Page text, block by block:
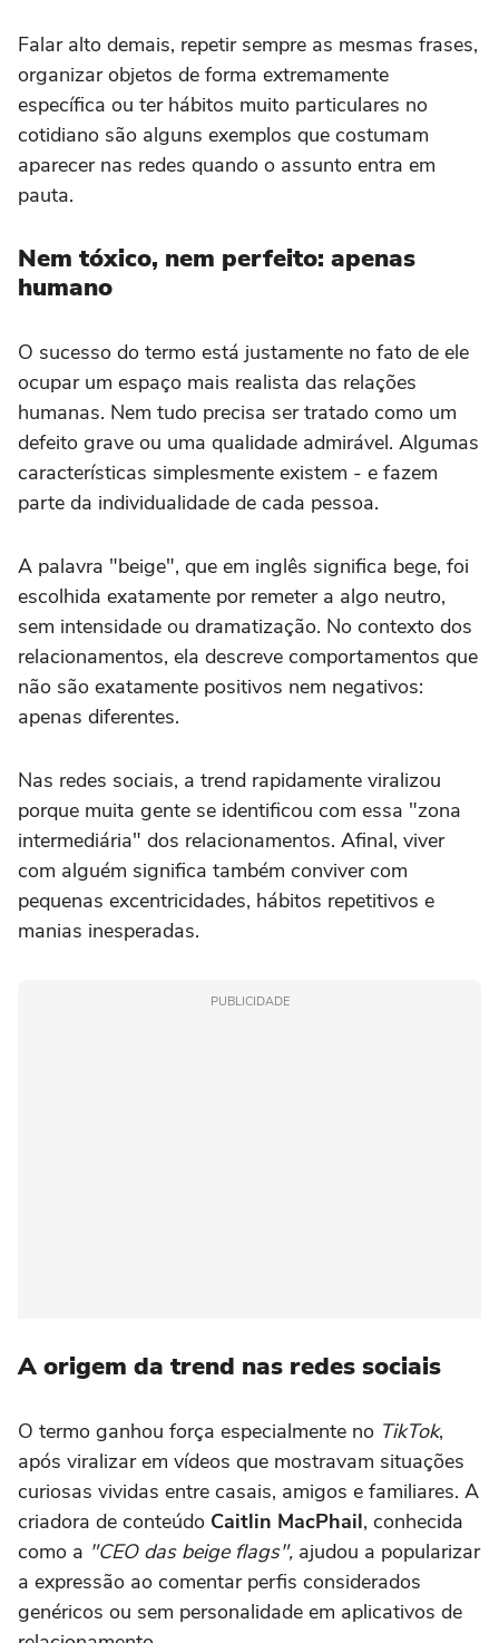
Falar alto demais, repetir sempre as mesmas frases,
organizar objetos de forma extremamente
específica ou ter hábitos muito particulares no
cotidiano são alguns exemplos que costumam
aparecer nas redes quando o assunto entra em
pauta.
Nem tóxico, nem perfeito: apenas
humano
O sucesso do termo está justamente no fato de ele
ocupar um espaço mais realista das relações
humanas. Nem tudo precisa ser tratado como um
defeito grave ou uma qualidade admirável. Algumas
características simplesmente existem - e fazem
parte da individualidade de cada pessoa.
A palavra "beige", que em inglês significa bege, foi
escolhida exatamente por remeter a algo neutro,
sem intensidade ou dramatização. No contexto dos
relacionamentos, ela descreve comportamentos que
não são exatamente positivos nem negativos:
apenas diferentes.
Nas redes sociais, a trend rapidamente viralizou
porque muita gente se identificou com essa "zona
intermediária" dos relacionamentos. Afinal, viver
com alguém significa também conviver com
pequenas excentricidades, hábitos repetitivos e
manias inesperadas.
PUBLICIDADE
A origem da trend nas redes sociais
O termo ganhou força especialmente no TikTok,
após viralizar em vídeos que mostravam situações
curiosas vividas entre casais, amigos e familiares. A
criadora de conteúdo Caitlin MacPhail, conhecida
como a "CEO das beige flags", ajudou a popularizar
a expressão ao comentar perfis considerados
genéricos ou sem personalidade em aplicativos de